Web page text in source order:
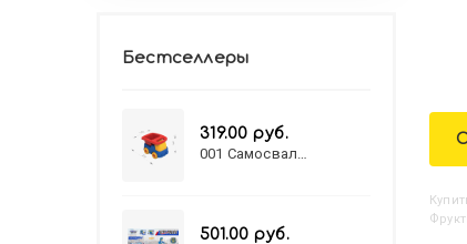
Бестселлеры
319.00 руб.
001 Самосвал
501.00 руб.